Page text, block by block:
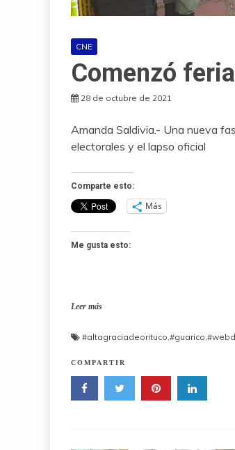
CNE
Comenzó
28 de octubre de 2021
Amanda Saldivia.- Una nueva
electorales y el lapso oficial
Comparte esto:
Más
Me gusta esto:
Leer más
#altagraciadeorituco #guarico
COMPARTIR